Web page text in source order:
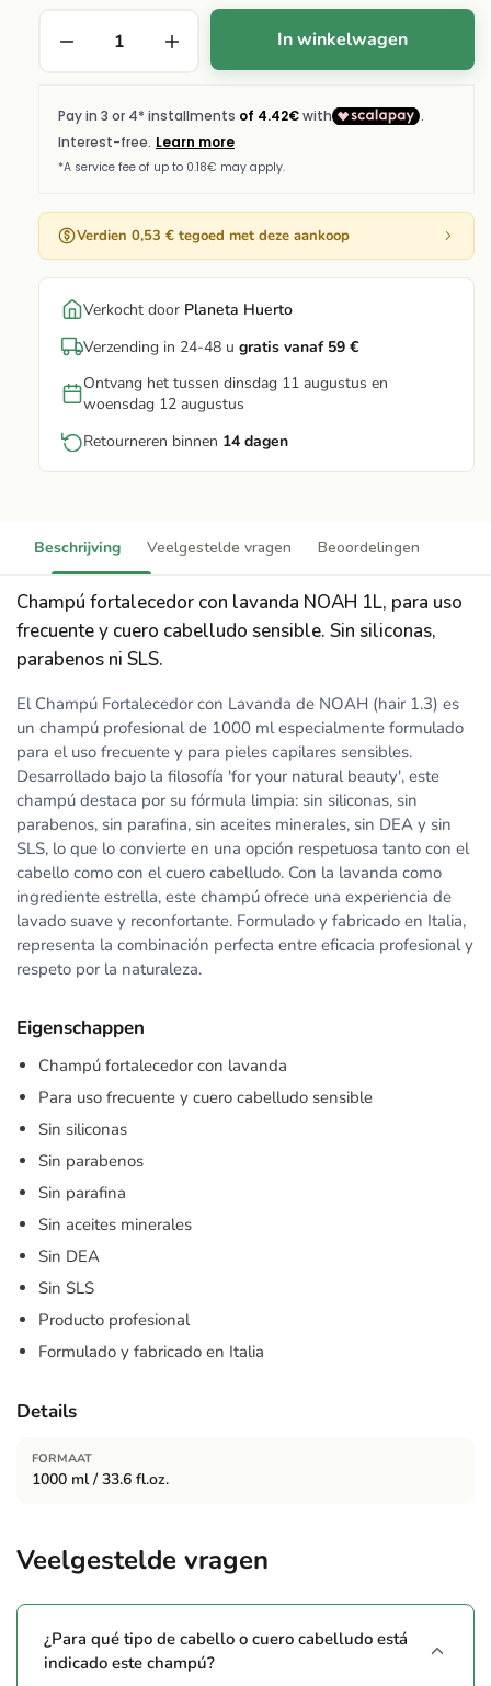
In winkelwagen
Verdien 0,53 € tegoed met deze aankoop
Verkocht door Planeta Huerto
Verzending in 24-48 u gratis vanaf 59 €
Ontvang het tussen dinsdag 11 augustus en
woensdag 12 augustus
Retourneren binnen 14 dagen
Beschrijving Veelgestelde vragen Beoordelingen
Champú fortalecedor con lavanda NOAH 1L, para uso
frecuente y cuero cabelludo sensible. Sin siliconas,
parabenos ni SLS.
El Champú Fortalecedor con Lavanda de NOAH (hair 1.3) es
un champú profesional de 1000 ml especialmente formulado
para el uso frecuente y para pieles capilares sensibles.
Desarrollado bajo la filosofía 'for your natural beauty', este
champú destaca por su fórmula limpia: sin siliconas, sin
parabenos, sin parafina, sin aceites minerales, sin DEA y sin
SLS, lo que lo convierte en una opción respetuosa tanto con el
cabello como con el cuero cabelludo. Con la lavanda como
ingrediente estrella, este champú ofrece una experiencia de
lavado suave y reconfortante. Formulado y fabricado en Italia,
representa la combinación perfecta entre eficacia profesional y
respeto por la naturaleza.
Eigenschappen
Champú fortalecedor con lavanda
Para uso frecuente y cuero cabelludo sensible
Sin siliconas
Sin parabenos
Sin parafina
Sin aceites minerales
Sin DEA
Sin SLS
Producto profesional
Formulado y fabricado en Italia
Details
FORMAAT
1000 ml / 33.6 fl.oz.
Veelgestelde vragen
¿Para qué tipo de cabello o cuero cabelludo está
indicado este champú?